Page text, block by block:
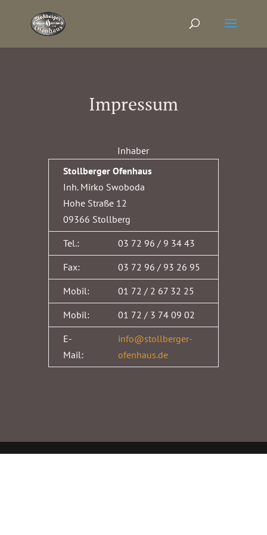
Impressum
Inhaber
Stollberger Ofenhaus
Inh. Mirko Swoboda
Hohe Straße 12
09366 Stollberg
Tel.:
03 72 96 / 9 34 43
Fax:
03 72 96 / 93 26 95
Mobil:
01 72 / 2 67 32 25
Mobil:
01 72 / 3 74 09 02
E-
Mail:
info@stollberger-
ofenhaus.de